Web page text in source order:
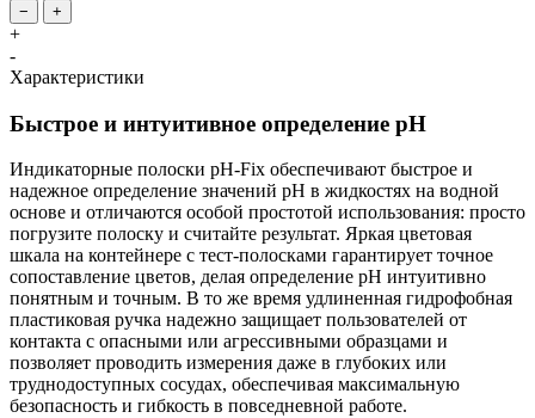
−
+
+
-
Характеристики
Быстрое и интуитивное определение pH
Индикаторные полоски pH-Fix обеспечивают быстрое и
надежное определение значений pH в жидкостях на водной
основе и отличаются особой простотой использования: просто
погрузите полоску и считайте результат. Яркая цветовая
шкала на контейнере с тест-полосками гарантирует точное
сопоставление цветов, делая определение pH интуитивно
понятным и точным. В то же время удлиненная гидрофобная
пластиковая ручка надежно защищает пользователей от
контакта с опасными или агрессивными образцами и
позволяет проводить измерения даже в глубоких или
труднодоступных сосудах, обеспечивая максимальную
безопасность и гибкость в повседневной работе.